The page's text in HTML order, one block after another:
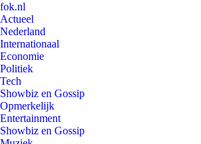
fok.nl
Actueel
Nederland
Internationaal
Economie
Politiek
Tech
Showbiz en Gossip
Opmerkelijk
Entertainment
Showbiz en Gossip